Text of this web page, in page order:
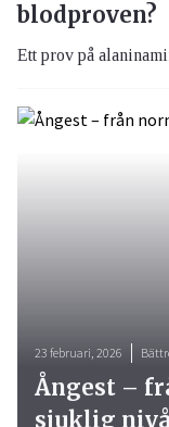
blodproven?
Ett prov på
23 februari, 2026
Ångest –
sjuklig